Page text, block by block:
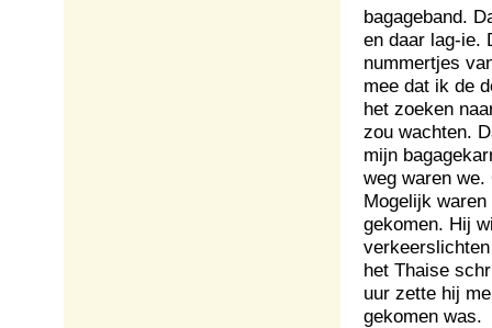
bagageband.
en daar lag-ie.
nummertjes
mee dat ik de
het zoeken
zou wachten.
mijn
weg waren
Mogelijk
gekomen. Hij
het Thaise
uur zette hij
gekomen was.